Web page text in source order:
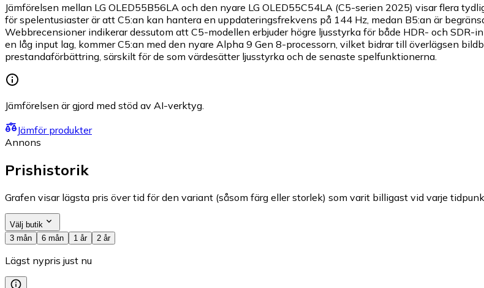
Jämförelsen mellan LG OLED55B56LA och den nyare LG OLED55C54LA (C5-serien 2025) visar flera
för spelentusiaster är att C5:an kan hantera en uppdateringsfrekvens på 144 Hz, medan B5:an är
Webbrecensioner indikerar dessutom att C5-modellen erbjuder högre ljusstyrka för både HDR- och
en låg input lag, kommer C5:an med den nyare Alpha 9 Gen 8-processorn, vilket bidrar till överlägsen
prestandaförbättring, särskilt för de som värdesätter ljusstyrka och de senaste spelfunktionerna.
Jämförelsen är gjord med stöd av AI-verktyg.
Jämför produkter
Annons
Prishistorik
Grafen visar lägsta pris över tid för den variant (såsom färg eller storlek) som varit billigast vid varje
Välj butik
3 mån
6 mån 1 år 2 år
Lägst nypris just nu